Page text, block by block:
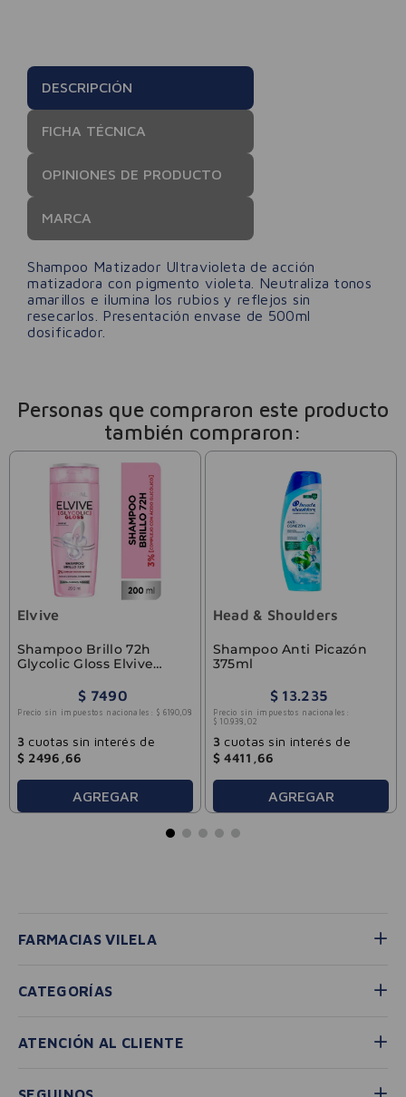
DESCRIPCIÓN
FICHA TÉCNICA
OPINIONES DE PRODUCTO
MARCA
Shampoo Matizador Ultravioleta de acción
matizadora con pigmento violeta. Neutraliza tonos
amarillos e ilumina los rubios y reflejos sin
resecarlos. Presentación envase de 500ml
dosificador.
Personas que compraron este producto
también compraron:
Elvive
Shampoo Brillo 72h
Glycolic Gloss Elvive
$ 7490
Precio sin impuestos nacionales: $ 6190,08
3cuotas sin interés de
$ 2496 66
AGREGAR
Head & Shoulders
Shampoo Anti Picazón
375ml
$ 13.235
Precio sin impuestos nacionales:
$ 10.938 , 02
3cuotas sin interés de
$ 4411 66
AGREGAR
FARMACIAS VILELA
CATEGORÍAS
ATENCIÓN AL CLIENTE